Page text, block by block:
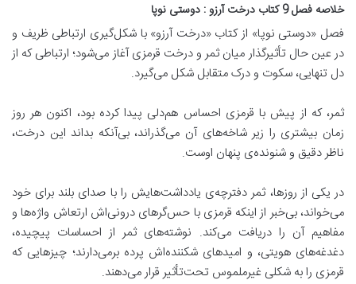
خلاصه فصل 9 کتاب درخت آرزو : دوستی نوپا
فصل «دوستی نوپا» از کتاب «درخت آرزو» باشکل‌گیری ارتباطی ظریف و
در عین حال تأثیرگذار میان ثمر و درخت قرمزیآغاز می‌شود؛ ارتباطی که از
دل تنهایی، سکوت و درک متقابل شکل می‌گیرد.
ثمر، که از پیش با قرمزی احساس هم‌دلی پیدا کرده بود، اکنون هر روز
زمان بیشتری را زیر شاخه‌های آن می‌گذراند، بی‌آنکه بداند این درخت،
ناظر دقیق و شنونده‌ی پنهان اوست.
در یکی از روزها، ثمر دفترچه‌ی یادداشت‌هایش را با صدای بلند برای خود
می‌خواند، بی‌خبر از اینکه قرمزی با حس‌گرهای درونی‌اش ارتعاش واژه‌ها و
مفاهیم آن را دریافت می‌کند. نوشته‌های ثمر از احساسات پیچیده،
دغدغه‌های هویتی، و امیدهای شکننده‌اش پرده برمی‌دارند؛ چیزهایی که
قرمزی را به شکلی غیرملموس تحت‌تأثیر قرار می‌دهند.